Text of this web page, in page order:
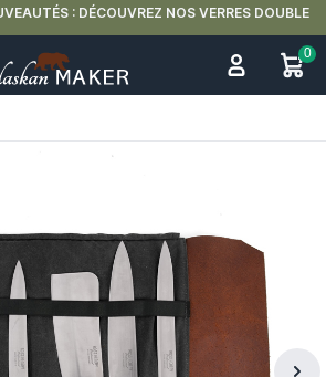
DÉCOUVREZ NOS VERRES DOUBLE PAROI 🍵
0